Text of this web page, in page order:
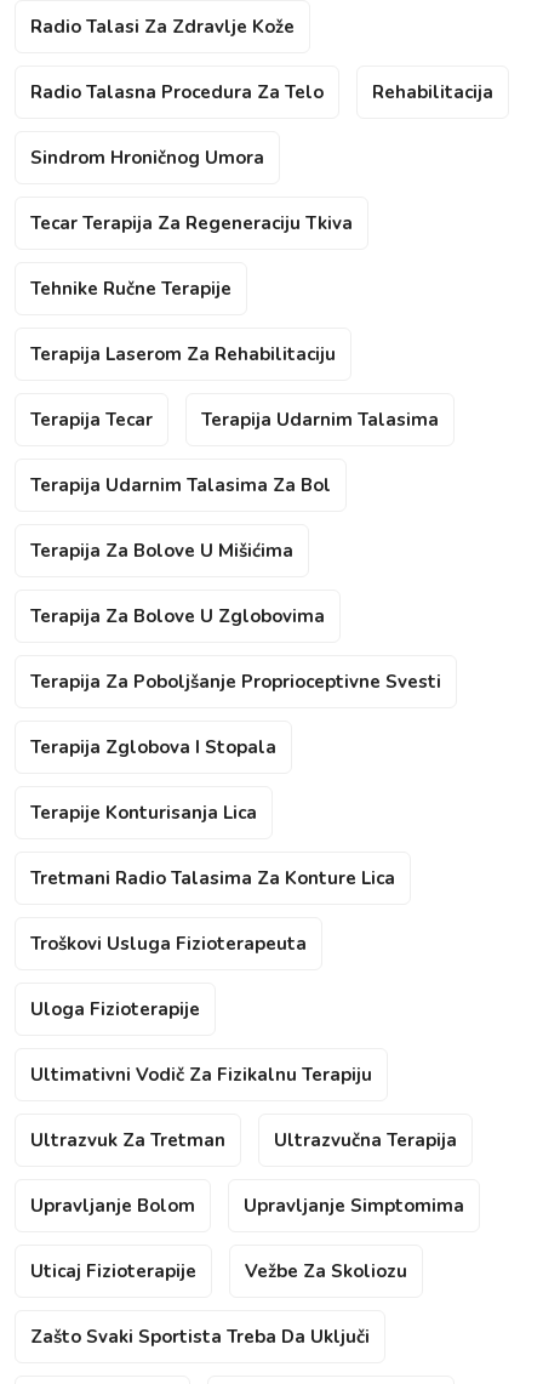
Radio Talasi Za Zdravlje Kože
Radio Talasna Procedura Za Telo Rehabilitacija
Sindrom Hroničnog Umora
Tecar Terapija Za Regeneraciju Tkiva
Tehnike Ručne Terapije
Terapija Laserom Za Rehabilitaciju
Terapija Tecar Terapija Udarnim Talasima
Terapija Udarnim Talasima Za Bol
Terapija Za Bolove U Mišićima
Terapija Za Bolove U Zglobovima
Terapija Za Poboljšanje Proprioceptivne Svesti
Terapija Zglobova I Stopala
Terapije Konturisanja Lica
Tretmani Radio Talasima Za Konture Lica
Troškovi Usluga Fizioterapeuta
Uloga Fizioterapije
Ultimativni Vodič Za Fizikalnu Terapiju
Ultrazvuk Za Tretman Ultrazvučna Terapija
Upravljanje Bolom Upravljanje Simptomima
Uticaj Fizioterapije Vežbe Za Skoliozu
Zašto Svaki Sportista Treba Da Uključi